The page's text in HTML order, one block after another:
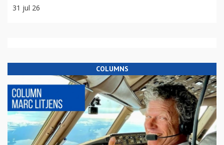
31 jul 26
COLUMNS